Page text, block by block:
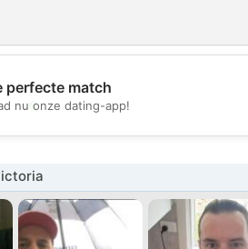
perfecte match
nu onze dating-app!